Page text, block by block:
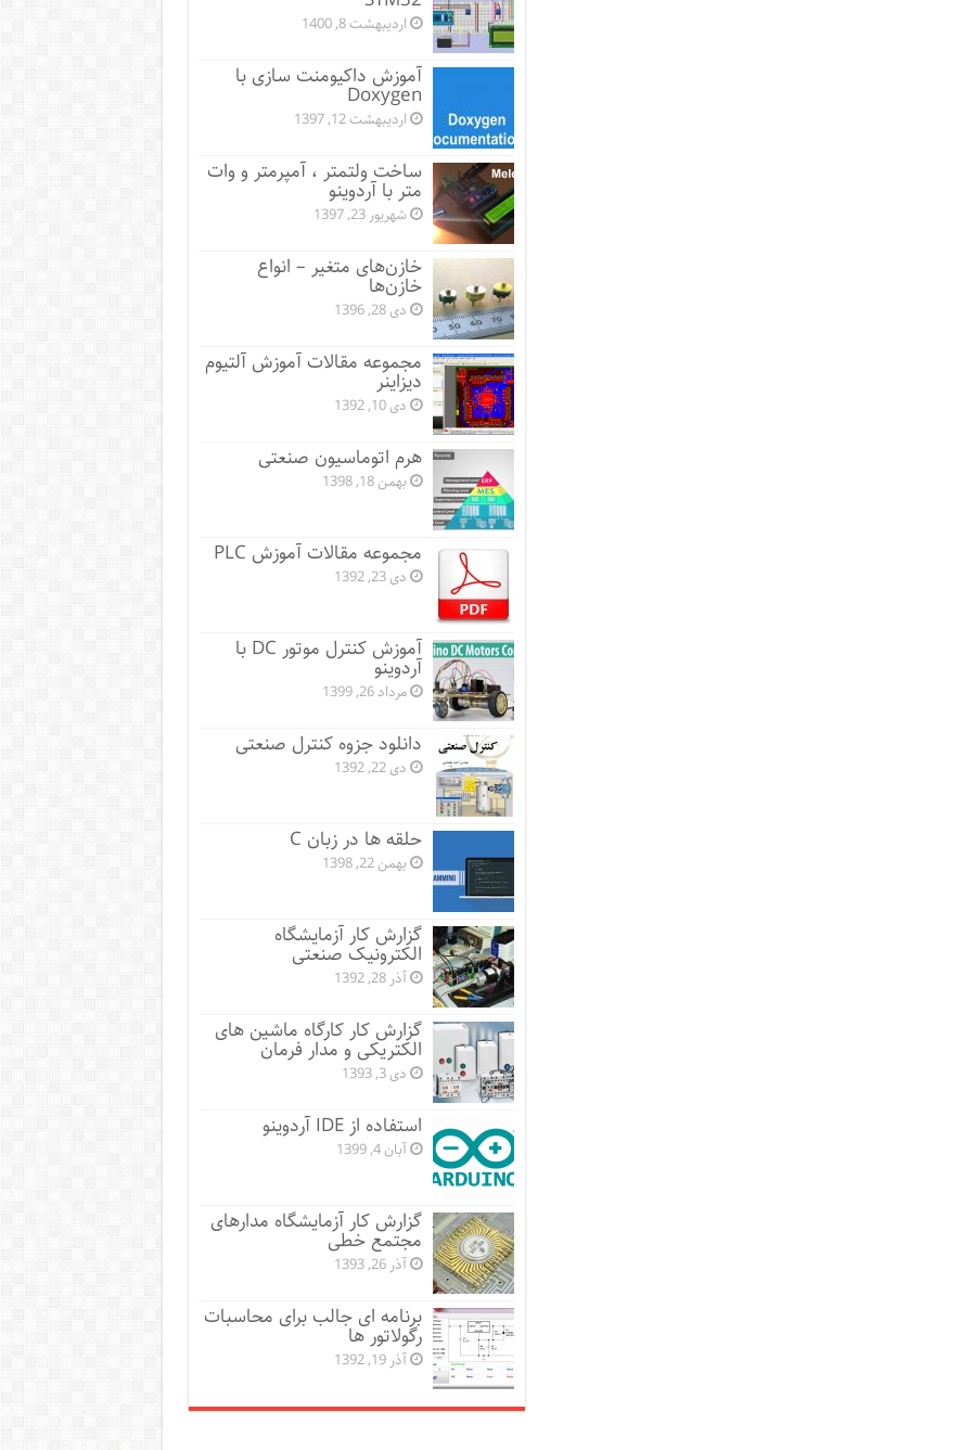
اردیبهشت 8, 1400
آموزش داکیومنت سازی با
Doxygen
اردیبهشت 12, 1397
ساخت ولتمتر ، آمپرمتر و وات
متر با آردوینو
شهریور 23, 1397
خازن‌های متغیر – انواع
خازن‌ها
دی 28, 1396
مجموعه مقالات آموزش آلتیوم
دیزاینر
دی 10, 1392
هرم اتوماسیون صنعتی
بهمن 18, 1398
مجموعه مقالات آموزش PLC
دی 23, 1392
آموزش کنترل موتور DC با
آردوینو
مرداد 26, 1399
دانلود جزوه کنترل صنعتی
دی 22, 1392
حلقه ها در زبان C
بهمن 22, 1398
گزارش کار آزمایشگاه
الکترونیک صنعتی
آذر 28, 1392
گزارش کار کارگاه ماشین های
الکتریکی و مدار فرمان
دی 3, 1393
استفاده از IDE آردوینو
آبان 4, 1399
گزارش کار آزمایشگاه مدارهای
مجتمع خطی
آذر 26, 1393
برنامه ای جالب برای محاسبات
رگولاتور ها
آذر 19, 1392